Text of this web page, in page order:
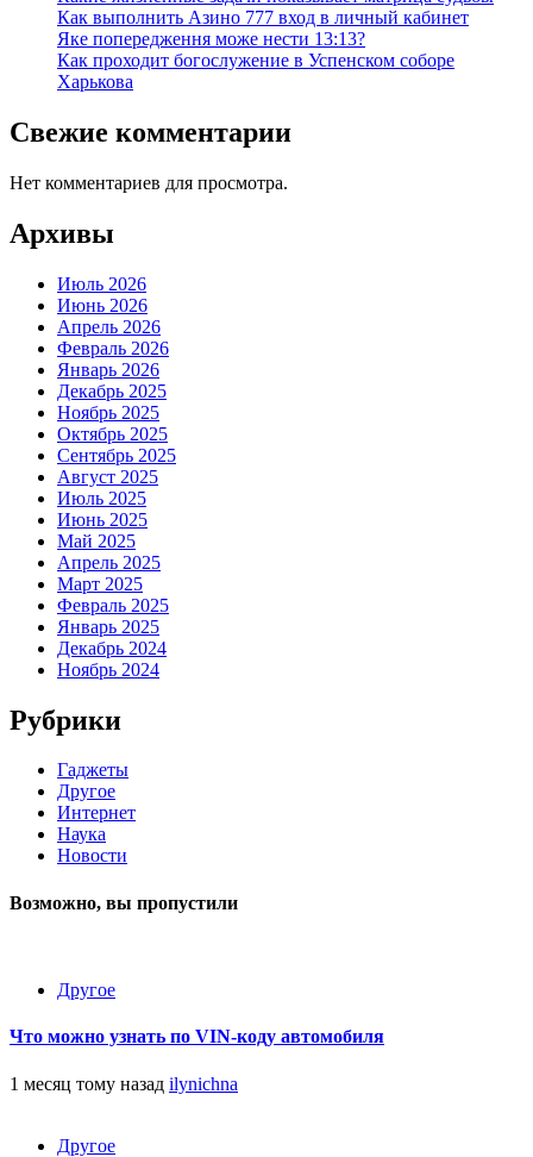
Как выполнить Азино 777 вход в личный кабинет
Яке попередження може нести 13:13?
Как проходит богослужение в Успенском соборе
Харькова
Свежие комментарии
Нет комментариев для просмотра.
Архивы
Июль 2026
Июнь 2026
Апрель 2026
Февраль 2026
Январь 2026
Декабрь 2025
Ноябрь 2025
Октябрь 2025
Сентябрь 2025
Август 2025
Июль 2025
Июнь 2025
Май 2025
Апрель 2025
Март 2025
Февраль 2025
Январь 2025
Декабрь 2024
Ноябрь 2024
Рубрики
Гаджеты
Другое
Интернет
Наука
Новости
Возможно, вы пропустили
Другое
Что можно узнать по VIN-коду автомобиля
1 месяц тому назад ilynichna
Другое